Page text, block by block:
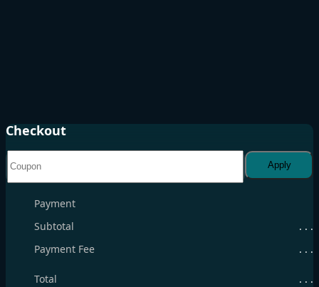
Checkout
Apply
Payment
Subtotal
. . .
Payment Fee
. . .
Total . . .